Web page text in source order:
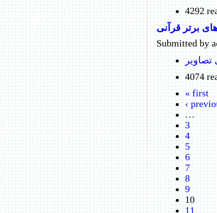
4292
برتر قرآنی
Submitted by
تصاویر
4074
« first
‹
…
3
4
5
6
7
8
9
10
11